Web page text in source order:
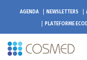
AGENDA NEWSLETTERS
PLATEFORME